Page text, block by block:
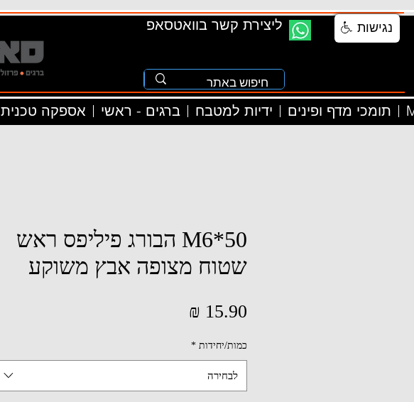
ליצירת קשר בוואטסאפ
אספקה טכנית ברגים - ראשי ידיות למטבח תומכי מדף ופינים
M6*50 הבורג פיליפס ראש
שטוח מצופה אבץ משוקע
כמות/יחידות *
לבחירה
נגישות